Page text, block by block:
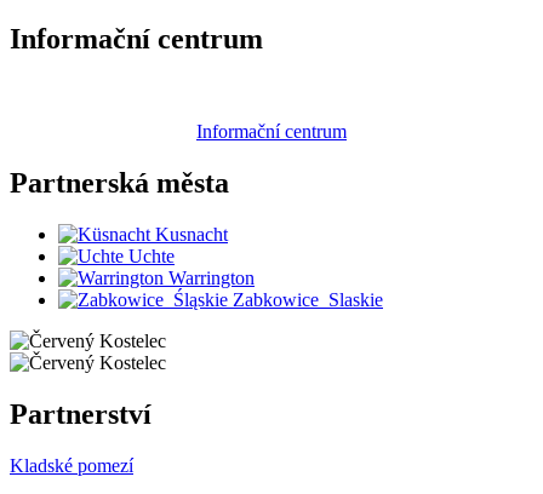
Informační centrum
Informační centrum
Partnerská města
Kusnacht
Uchte
Warrington
Zabkowice_Slaskie
Partnerství
Kladské pomezí